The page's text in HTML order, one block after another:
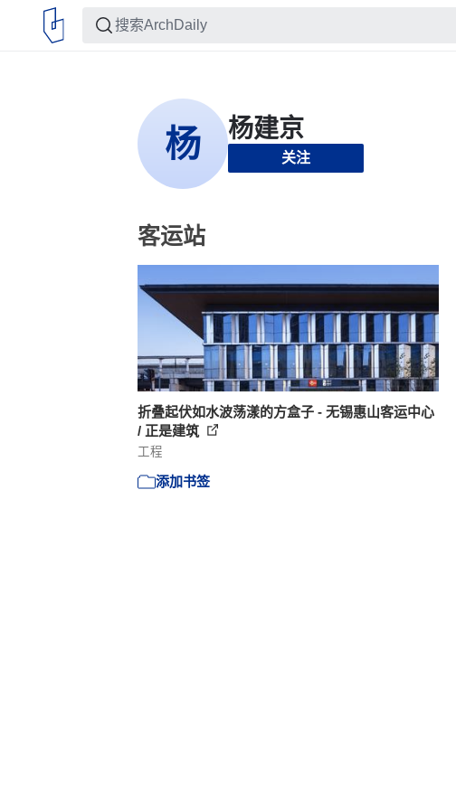
关注
客运站
折叠起伏如水波荡漾的方盒子 - 无锡惠山客运中心
/ 正是建筑
工程
添加书签